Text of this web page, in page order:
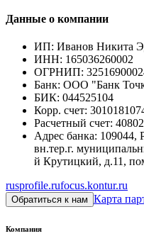
Данные о компании
ИП: Иванов Никита
ИНН: 165036260002
ОГРНИП:
Банк: ООО "Банк
БИК: 044525104
Корр. счет:
Расчетный счет:
Адрес банка: 109044,
вн.тер.г.
й Крутицкий, д.11,
rusprofile.rufocus.kontur.ru
Обратиться к нам Карта
Компания